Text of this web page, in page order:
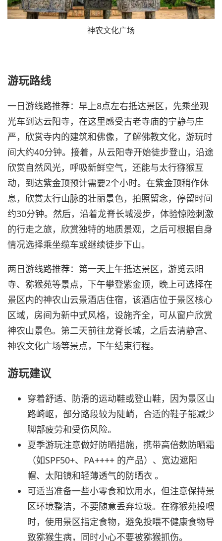
神农文化广场
游玩路线
一日游线路推荐：早上8点左右抵达景区，先乘坐观
光车到达云阳寺，在这里感受古老寺庙的宁静与庄
严，欣赏寺内的建筑和佛像，了解佛教文化，游玩时
间大约40分钟。接着，从云阳寺开始徒步登山，沿途
欣赏自然风光，呼吸新鲜空气，还能与太行猕猴互
动，到达紫金顶预计需要2个小时。在紫金顶稍作休
息，欣赏太行山脉的壮丽景色，拍照留念，停留时间
约30分钟。然后，沿着龙脊长城漫步，体验惊险刺激
的行走之旅，欣赏独特的地质景观，之后可根据自身
情况选择乘坐缆车或继续徒步下山。
两日游线路推荐：第一天上午抵达景区，游览云阳
寺、猕猴苑等景点，下午攀登紫金顶，晚上可选择在
景区内的神农山云景酒店住宿，该酒店位于景区核心
区域，房间为新中式风格，设施齐全，可从窗户欣赏
神农山景色。第二天前往龙脊长城，之后去清静宫、
神农文化广场等景点，下午结束行程。
游玩建议
穿着舒适、防滑的运动鞋或登山鞋，因为景区山
路崎岖，部分路段较为陡峭，合适的鞋子能减少
脚部疲劳和受伤风险。
夏季游玩注意做好防晒措施，携带高倍数防晒霜
（如SPF50+、PA++++ 的产品）、宽边遮阳
帽、太阳镜和轻薄透气的防晒衣 。
可适当准备一些小零食和饮用水，但注意保持景
区环境整洁，不要随意丢弃垃圾。在猕猴苑投喂
时，使用景区指定食物，避免投喂不健康食物导
致猕猴生病，同时小心不要被猕猴抓伤。